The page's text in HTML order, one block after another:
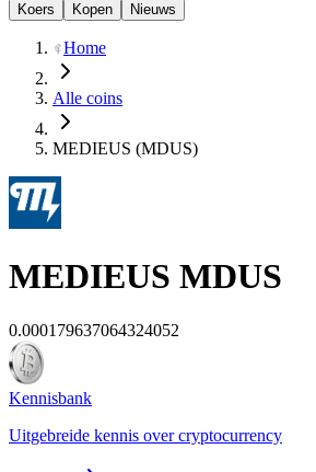
Koers Kopen Nieuws
Home
Alle coins
MEDIEUS (MDUS)
MEDIEUS MDUS
0.000179637064324052
Kennisbank
Uitgebreide kennis over cryptocurrency